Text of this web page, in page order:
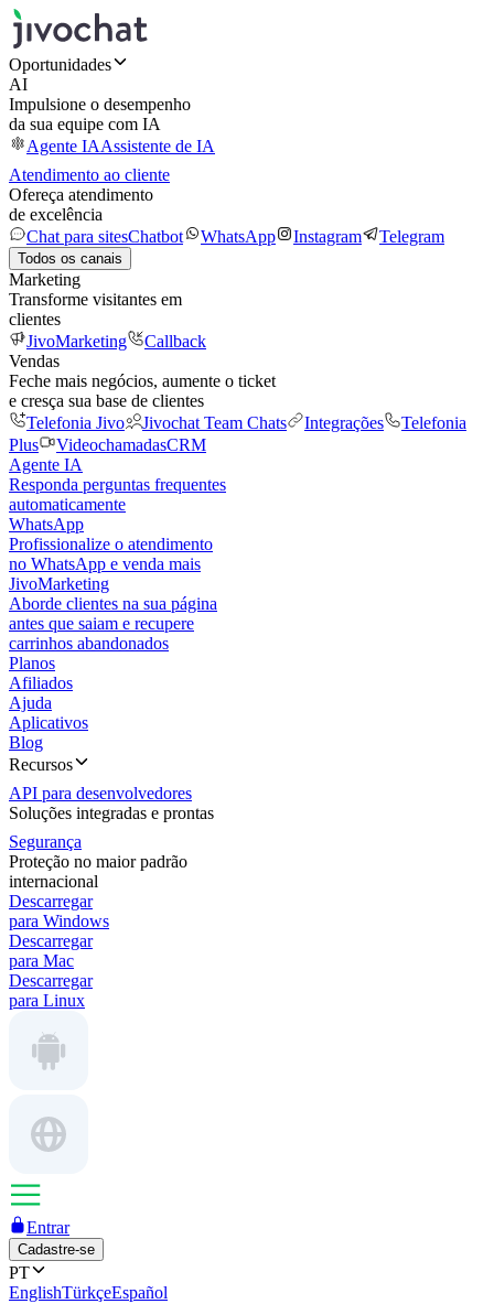
Oportunidades
AI
Impulsione o desempenho
da sua equipe com IA
Agente IAAssistente de IA
Atendimento ao cliente
Ofereça atendimento
de excelência
Chat para sitesChatbot WhatsApp Instagram Telegram
Todos os canais
Marketing
Transforme visitantes em
clientes
JivoMarketing
Callback
Vendas
Feche mais negócios, aumente o ticket
e cresça sua base de clientes
Telefonia Jivo
Jivochat Team Chats Integrações
Telefonia
Plus
VideochamadasCRM
Agente IA
Responda perguntas frequentes
automaticamente
WhatsApp
Profissionalize o atendimento
no WhatsApp e venda mais
JivoMarketing
Aborde clientes na sua página
antes que saiam e recupere
carrinhos abandonados
Planos
Afiliados
Ajuda
Aplicativos
Blog
Recursos
API para desenvolvedores
Soluções integradas e prontas
Segurança
Proteção no maior padrão
internacional
Descarregar
para Windows
Descarregar
para Mac
Descarregar
para Linux
Entrar
Cadastre-se
PT
EnglishTürkçeEspañol